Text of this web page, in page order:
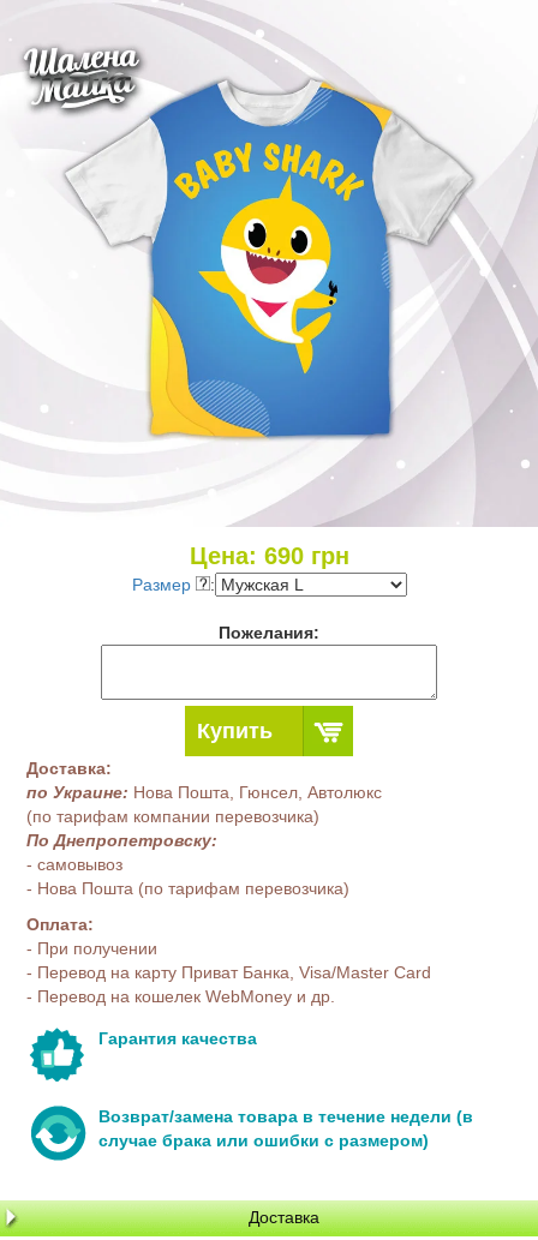
Цена: 690грн
Размер :
Пожелания:
Купить
Доставка:
по Украине: Нова Пошта, Гюнсел, Автолюкс
(по тарифам компании перевозчика)
По Днепропетровску:
- самовывоз
- Нова Пошта (по тарифам перевозчика)
Оплата:
- При получении
- Перевод на карту Приват Банка, Visa/Master Card
- Перевод на кошелек WebMoney и др.
Гарантия качества
Возврат/замена товара в течение недели (в
случае брака или ошибки с размером)
Доставка